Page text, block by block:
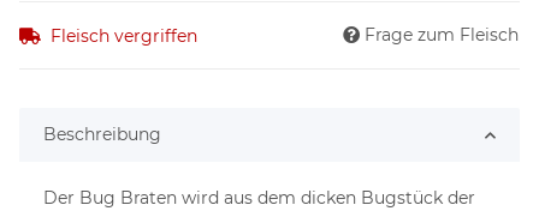
Fleisch vergriffen Frage zum Fleisch
Beschreibung
Der Bug Braten wird aus dem dicken Bugstück der